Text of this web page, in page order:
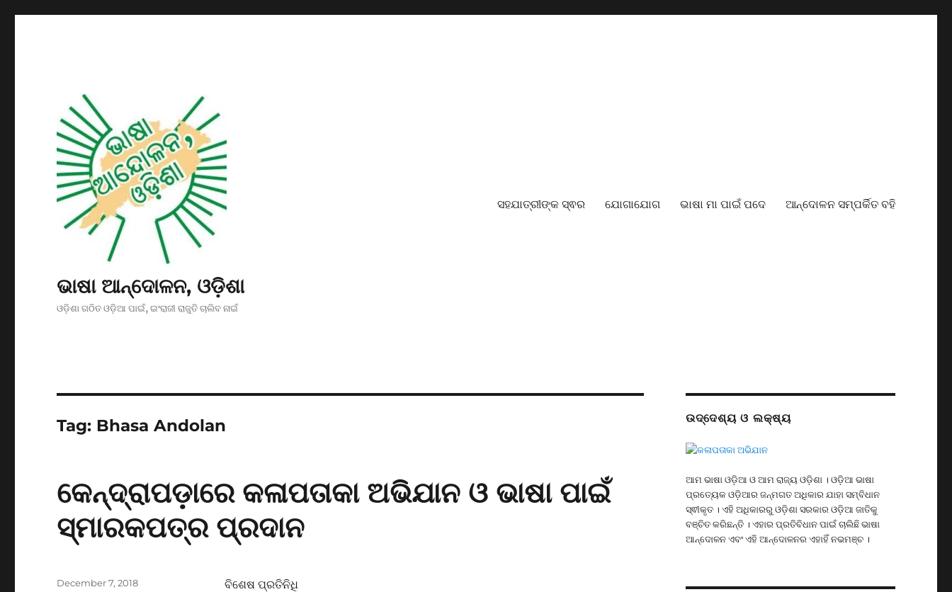
ଭାଷା ଆନ୍ଦୋଳନ, ଓଡ଼ିଶା
ଓଡ଼ିଶା ଗଠିତ ଓଡ଼ିଆ ପାଇଁ, ଇଂରାଜୀ ରାଜୁତି ଚାଲିବ ନାଇଁ
ସହଯାତ୍ରୀଙ୍କ ସ୍ଵର ଯୋଗାଯୋଗ ଭାଷା ମା ପାଇଁ ପଦେ ଆନ୍ଦୋଳନ ସମ୍ପର୍କିତ ବହି
Tag: Bhasa Andolan
କେନ୍ଦ୍ରାପଡ଼ାରେ କଳାପତାକା ଅଭିଯାନ ଓ ଭାଷା ପାଇଁ
ସ୍ମାରକପତ୍ର ପ୍ରଦାନ
ବିଶେଷ ପ୍ରତିନିଧି
Posted
December 7, 2018
ଉଦ୍ଦେଶ୍ୟ ଓ ଲକ୍ଷ୍ୟ
ଆମ ଭାଷା ଓଡ଼ିଆ ଓ ଆମ ରାଜ୍ୟ ଓଡ଼ିଶା । ଓଡ଼ିଆ ଭାଷା
ପ୍ରତ୍ୟେକ ଓଡ଼ିଆର ଜନ୍ମଗତ ଅଧିକାର ଯାହା ସମ୍ବିଧାନ
ସ୍ଵୀକୃତ । ଏହି ଅଧିକାରରୁ ଓଡ଼ିଶା ସରକାର ଓଡ଼ିଆ ଜାତିକୁ
ବଞ୍ଚିତ କରିଛନ୍ତି । ଏହାର ପ୍ରତିବିଧାନ ପାଇଁ ଚାଲିଛି ଭାଷା
ଆନ୍ଦୋଳନ ଏବଂ ଏହି ଆନ୍ଦୋଳନର ଏହାହିଁ ନଭମଞ୍ଚ ।